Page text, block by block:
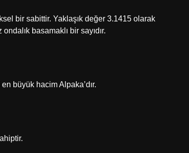
bir sabittir. Yaklaşık değer 3.1415 olarak
basamaklı bir sayıdır.
büyük hacim Alpaka’dır.